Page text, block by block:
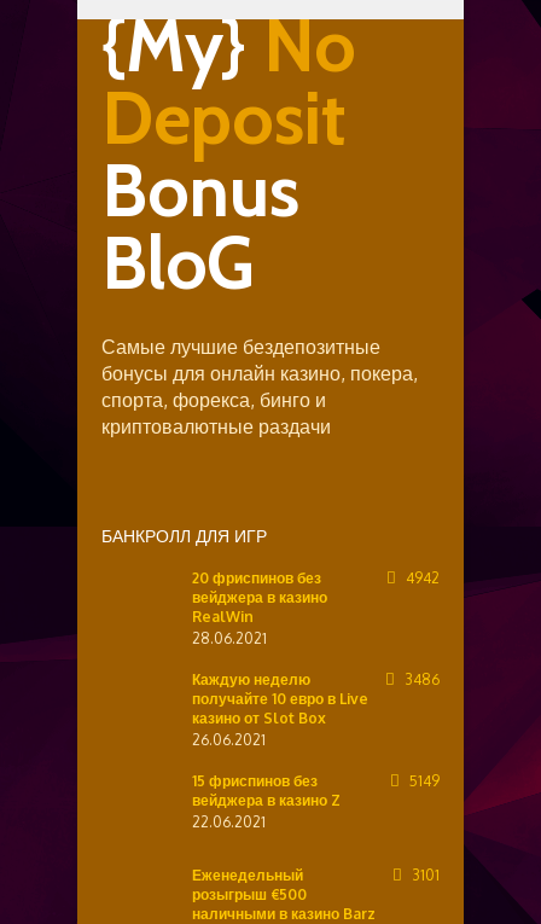
{My}No
Deposit
Bonus
BloG
Самые лучшие бездепозитные
бонусы для онлайн казино, покера,
спорта, форекса, бинго и
криптовалютные раздачи
БАНКРОЛЛ ДЛЯ ИГР
20 фриспинов без
вейджера в казино
RealWin
28.06.2021
4942
Каждую неделю
получайте 10 евро в Live
казино от Slot Box
26.06.2021
3486
15 фриспинов без
вейджера в казино Z
22.06.2021
5149
Еженедельный
розыгрыш €500
наличными в казино Barz
3101